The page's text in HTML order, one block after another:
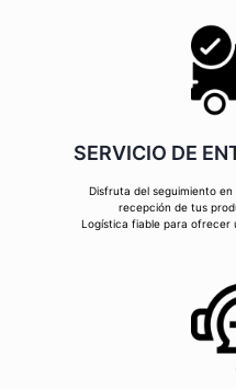
SERVICIO DE
Disfruta del seguimiento
recepción de tus
Logística fiable para ofrecer